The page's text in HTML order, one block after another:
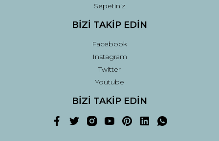
Sepetiniz
BİZİ TAKİP EDİN
Facebook
Instagram
Twitter
Youtube
BİZİ TAKİP EDİN